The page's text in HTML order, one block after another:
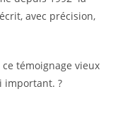
avec précision,
témoignage vieux
important. ?